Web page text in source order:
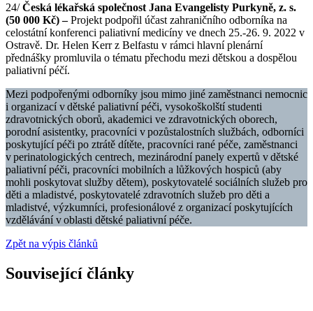
24/Česká lékařská společnost Jana Evangelisty Purkyně, z. s.
(50 000 Kč) –Projekt podpořil účast zahraničního odborníka na
celostátní konferenci paliativní medicíny ve dnech 25.-26. 9. 2022 v
Ostravě. Dr. Helen Kerr z Belfastu v rámci hlavní plenární
přednášky promluvila o tématu přechodu mezi dětskou a dospělou
paliativní péčí.
Mezi podpořenými odborníky jsou mimo jiné zaměstnanci nemocnic
i organizací v dětské paliativní péči, vysokoškolští studenti
zdravotnických oborů, akademici ve zdravotnických oborech,
porodní asistentky, pracovníci v pozůstalostních službách, odborníci
poskytující péči po ztrátě dítěte, pracovníci rané péče, zaměstnanci
v perinatologických centrech, mezinárodní panely expertů v dětské
paliativní péči, pracovníci mobilních a lůžkových hospiců (aby
mohli poskytovat služby dětem), poskytovatelé sociálních služeb pro
děti a mladistvé, poskytovatelé zdravotních služeb pro děti a
mladistvé, výzkumníci, profesionálové z organizací poskytujících
vzdělávání v oblasti dětské paliativní péče.
Zpět na výpis článků
Související články